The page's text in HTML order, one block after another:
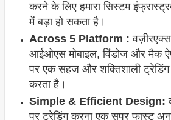
करने के लिए हमारा सिस्टम
में बड़ा हो सकता है।
Across 5 Platform :
आईओएस मोबाइल, विंडोज और मैक
पर एक सहज और शक्तिशाली
करता है।
Simple & Efficient Design:
पर ट्रेडिंग करना एक सुपर फास्ट